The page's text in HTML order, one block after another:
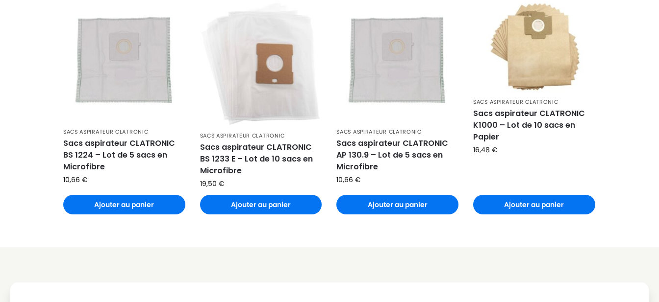
SACS ASPIRATEUR CLATRONIC
Sacs aspirateur CLATRONIC
BS 1224 – Lot de 5 sacs en
Microfibre
10,66 €
Ajouter au panier
SACS ASPIRATEUR CLATRONIC
Sacs aspirateur CLATRONIC
BS 1233 E – Lot de 10 sacs en
Microfibre
19,50 €
Ajouter au panier
SACS ASPIRATEUR CLATRONIC
Sacs aspirateur CLATRONIC
AP 130.9 – Lot de 5 sacs en
Microfibre
10,66€
Ajouter au panier
SACS ASPIRATEUR CLATRONIC
Sacs aspirateur CLATRONIC
K1000 – Lot de 10 sacs en
Papier
16,48€
Ajouter au panier